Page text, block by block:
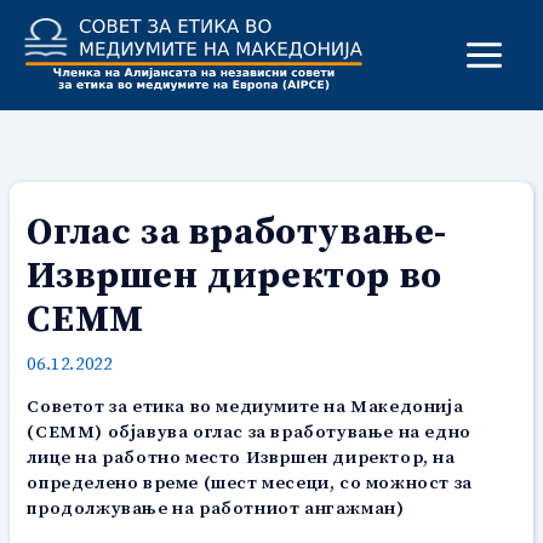
content
Оглас за вработување-
Извршен директор во
СЕММ
06.12.2022
Советот за етика во медиумите на Македонија
(СЕММ) објавува оглас за вработување на едно
лице на работно место Извршен директор, на
определено време (шест месеци, со можност за
продолжување на работниот ангажман)